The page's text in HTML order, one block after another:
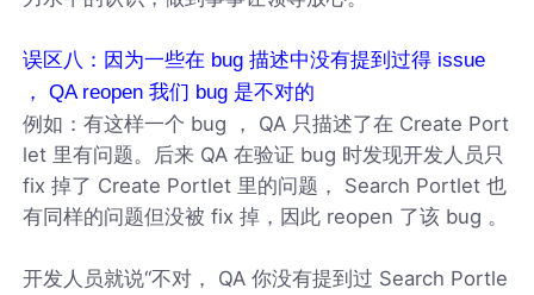
误区八：因为一些在 bug 描述中没有提到过得 issue
， QA reopen 我们 bug 是不对的
例如：有这样一个 bug ， QA 只描述了在 Create Port
let 里有问题。后来 QA 在验证 bug 时发现开发人员只
fix 掉了 Create Portlet 里的问题， Search Portlet 也
有同样的问题但没被 fix 掉，因此 reopen 了该 bug 。
开发人员就说“不对， QA 你没有提到过 Search Portle